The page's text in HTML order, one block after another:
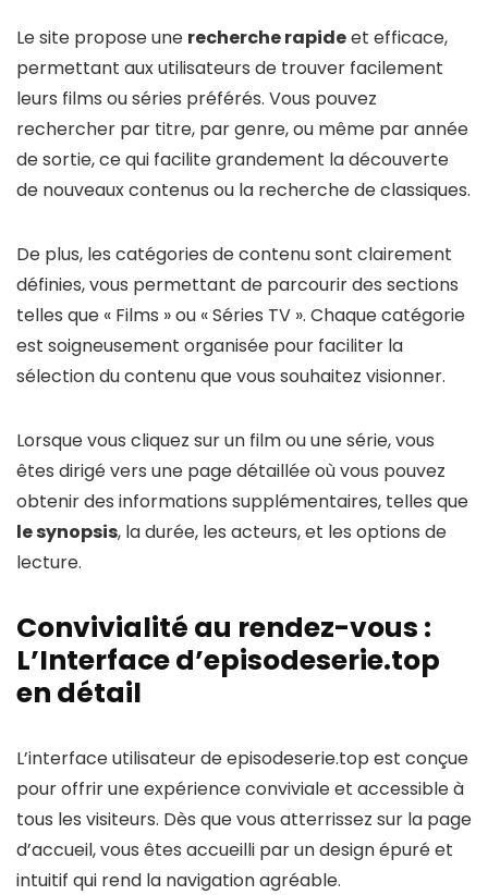
Le site propose une recherche rapideet efficace,
permettant aux utilisateurs de trouver facilement
leurs films ou séries préférés. Vous pouvez
rechercher par titre, par genre, ou même par année
de sortie, ce qui facilite grandement la découverte
de nouveaux contenus ou la recherche de classiques.
De plus, les catégories de contenu sont clairement
définies, vous permettant de parcourir des sections
telles que « Films » ou « Séries TV ». Chaque catégorie
est soigneusement organisée pour faciliter la
sélection du contenu que vous souhaitez visionner.
Lorsque vous cliquez sur un film ou une série, vous
êtes dirigé vers une page détaillée où vous pouvez
obtenir des informations supplémentaires, telles que
le synopsis, la durée, les acteurs, et les options de
lecture.
Convivialité au rendez-vous :
L’Interface d’episodeserie.top
en détail
L’interface utilisateur de episodeserie.top est conçue
pour offrir une expérience conviviale et accessible à
tous les visiteurs. Dès que vous atterrissez sur la page
d’accueil, vous êtes accueilli par un design épuré et
intuitif qui rend la navigation agréable.